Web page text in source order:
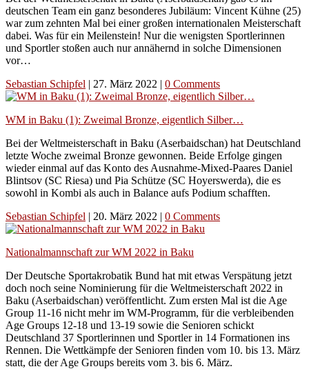
deutschen Team ein ganz besonderes Jubiläum: Vincent Kühne (25)
war zum zehnten Mal bei einer großen internationalen Meisterschaft
dabei. Was für ein Meilenstein! Nur die wenigsten Sportlerinnen
und Sportler stoßen auch nur annähernd in solche Dimensionen
vor…
Sebastian Schipfel | 27. März 2022 | 0 Comments
WM in Baku (1): Zweimal Bronze, eigentlich Silber…
Bei der Weltmeisterschaft in Baku (Aserbaidschan) hat Deutschland
letzte Woche zweimal Bronze gewonnen. Beide Erfolge gingen
wieder einmal auf das Konto des Ausnahme-Mixed-Paares Daniel
Blintsov (SC Riesa) und Pia Schütze (SC Hoyerswerda), die es
sowohl in Kombi als auch in Balance aufs Podium schafften.
Sebastian Schipfel | 20. März 2022 | 0 Comments
Nationalmannschaft zur WM 2022 in Baku
Der Deutsche Sportakrobatik Bund hat mit etwas Verspätung jetzt
doch noch seine Nominierung für die Weltmeisterschaft 2022 in
Baku (Aserbaidschan) veröffentlicht. Zum ersten Mal ist die Age
Group 11-16 nicht mehr im WM-Programm, für die verbleibenden
Age Groups 12-18 und 13-19 sowie die Senioren schickt
Deutschland 37 Sportlerinnen und Sportler in 14 Formationen ins
Rennen. Die Wettkämpfe der Senioren finden vom 10. bis 13. März
statt, die der Age Groups bereits vom 3. bis 6. März.